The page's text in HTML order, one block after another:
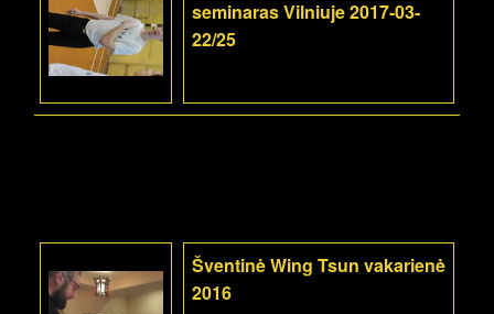
seminaras Vilniuje 2017-03-
22/25
Šventinė Wing Tsun vakarienė
2016